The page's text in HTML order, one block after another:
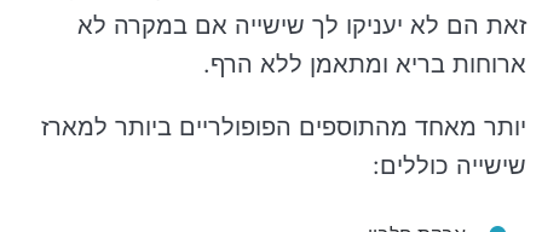
זאת הם לא יעניקו לך שישייה אם במקרה לא
ארוחות בריא ומתאמן ללא הרף.
יותר מאחד מהתוספים הפופולריים ביותר למארז
שישייה כוללים: